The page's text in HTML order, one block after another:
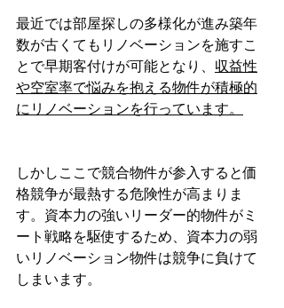
最近では部屋探しの多様化が進み築年
数が古くてもリノベーションを施すこ
とで早期客付けが可能となり、 収益性
や空室率で悩みを抱える物件が積極的
にリノベーションを行っています。
しかしここで競合物件が参入すると価
格競争が最熱する危険性が高まりま
す。資本力の強いリーダー的物件がミ
ート戦略を駆使するため、資本力の弱
いリノベーション物件は競争に負けて
しまいます。